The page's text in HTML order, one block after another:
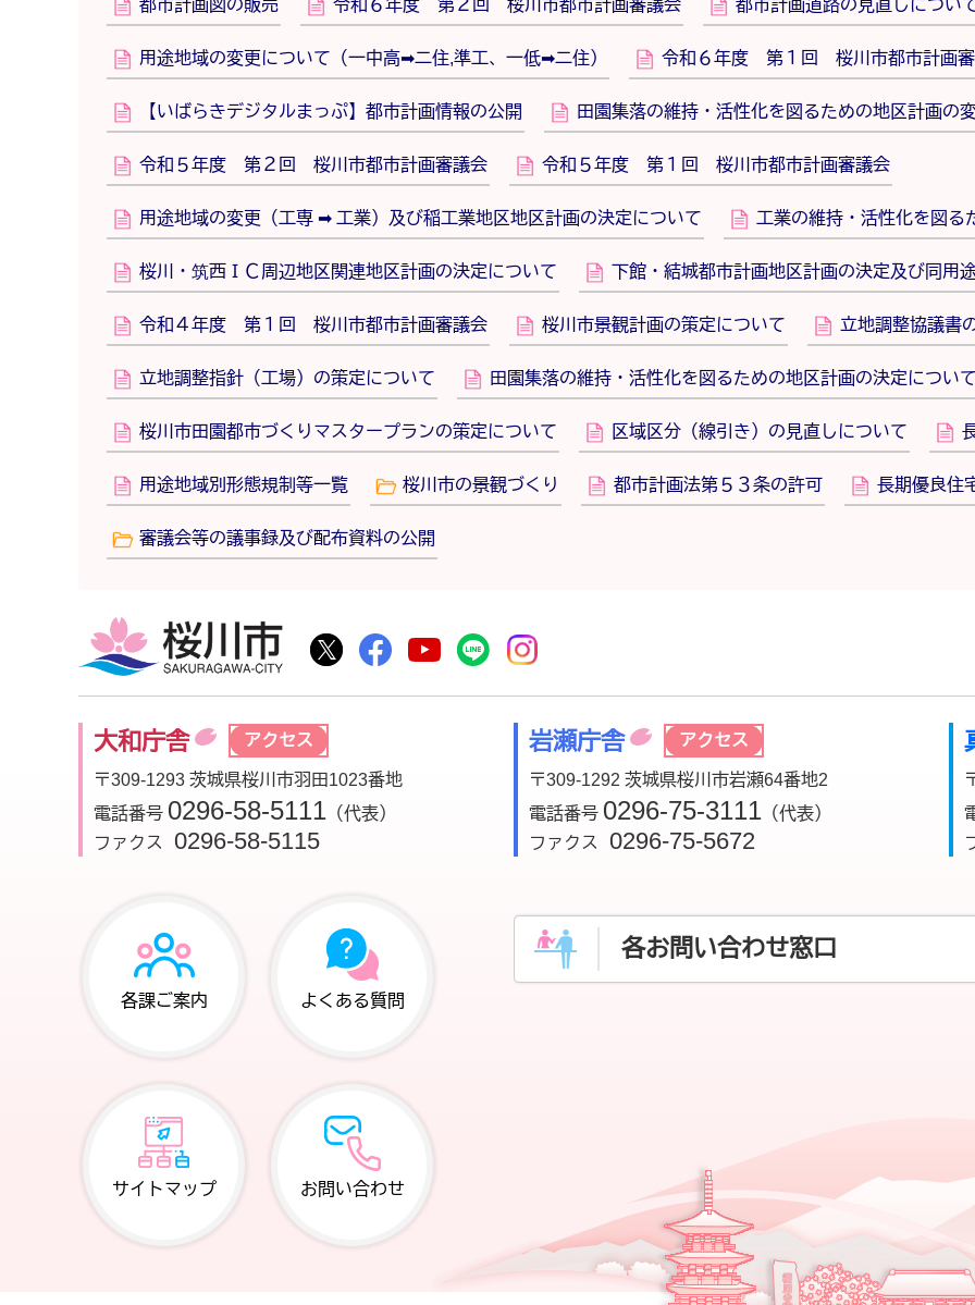
都市計画図の販売 令和６年度 第２回 桜川市都市計画審議会 都市計画道路の見直しについ
用途地域の変更について（一中高➡二住,準工、一低➡二住） 令和６年度 第１回 桜川市都市計画
【いばらきデジタルまっぷ】都市計画情報の公開 田園集落の維持・活性化を図るための地区計画の
令和５年度 第２回 桜川市都市計画審議会 令和５年度 第１回 桜川市都市計画審議会
用途地域の変更（工専 ➡ 工業）及び稲工業地区地区計画の決定について 工業の維持・活性化を図る
桜川・筑西ＩＣ周辺地区関連地区計画の決定について 下館・結城都市計画地区計画の決定及び同用
令和４年度 第１回 桜川市都市計画審議会 桜川市景観計画の策定について 立地調整協議書
立地調整指針（工場）の策定について 田園集落の維持・活性化を図るための地区計画の決定について
桜川市田園都市づくりマスタープランの策定について 区域区分（線引き）の見直しについて
用途地域別形態規制等一覧 桜川市の景観づくり 都市計画法第５３条の許可 長期優良住
審議会等の議事録及び配布資料の公開
桜川市公式Twitter
桜川市公式Facebook
桜川市公式YouTube
桜川市公式LINE
大和庁舎 アクセス
〒309-1293 茨城県桜川市羽田1023番地
電話番号 0296-58-5111 （代表）
ファクス
0296-58-5115
岩瀬庁舎 アクセス
〒309-1292 茨城県桜川市岩瀬64番地2
電話番号 0296-75-3111 （代表）
ファクス
0296-75-5672
各課ご案内 よくある質問
サイトマップ お問い合わせ
各お問い合わせ窓口